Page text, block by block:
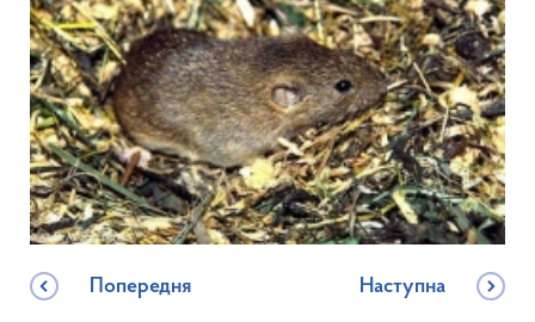
Попередня Наступна